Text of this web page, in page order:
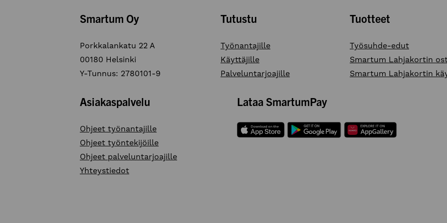
Smartum Oy
Porkkalankatu 22 A
00180 Helsinki
Y-Tunnus: 2780101-9
Tutustu
Työnantajille
Käyttäjille
Palveluntarjoajille
Tuotteet
Työsuhde-edut
Smartum Lahjakortin
Smartum Lahjakortin
Asiakaspalvelu
Ohjeet työnantajille
Ohjeet työntekijöille
Ohjeet palveluntarjoajille
Yhteystiedot
Lataa SmartumPay